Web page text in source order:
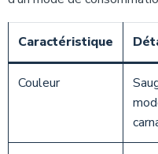
Caractéristique
Couleur